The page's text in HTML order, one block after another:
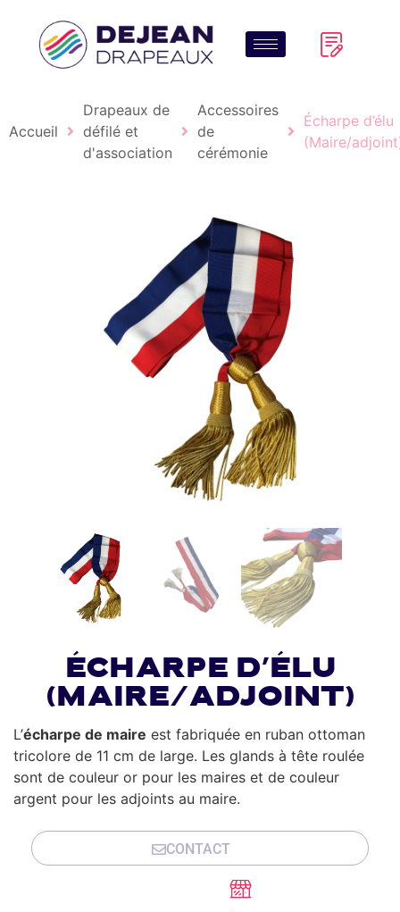
Accueil
Drapeaux de
défilé et
d'association
Accessoires
de
cérémonie
Écharpe d’élu
(Maire/
Écharpe d’élu
(Maire/adjoint)
L’écharpe de maire est fabriquée en ruban ottoman
tricolore de 11 cm de large. Les glands à tête roulée
sont de couleur or pour les maires et de couleur
argent pour les adjoints au maire.
CONTACT